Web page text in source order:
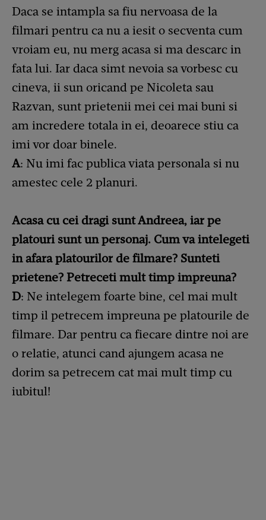
Daca se intampla sa fiu nervoasa de la
filmari pentru ca nu a iesit o secventa cum
vroiam eu, nu merg acasa si ma descarc in
fata lui. Iar daca simt nevoia sa vorbesc cu
cineva, ii sun oricand pe Nicoleta sau
Razvan, sunt prietenii mei cei mai buni si
am incredere totala in ei, deoarece stiu ca
imi vor doar binele.
A: Nu imi fac publica viata personala si nu
amestec cele 2 planuri.
Acasa cu cei dragi sunt Andreea, iar pe
platouri sunt un personaj. Cum va intelegeti
in afara platourilor de filmare? Sunteti
prietene? Petreceti mult timp impreuna?
D: Ne intelegem foarte bine, cel mai mult
timp il petrecem impreuna pe platourile de
filmare. Dar pentru ca fiecare dintre noi are
o relatie, atunci cand ajungem acasa ne
dorim sa petrecem cat mai mult timp cu
iubitul!